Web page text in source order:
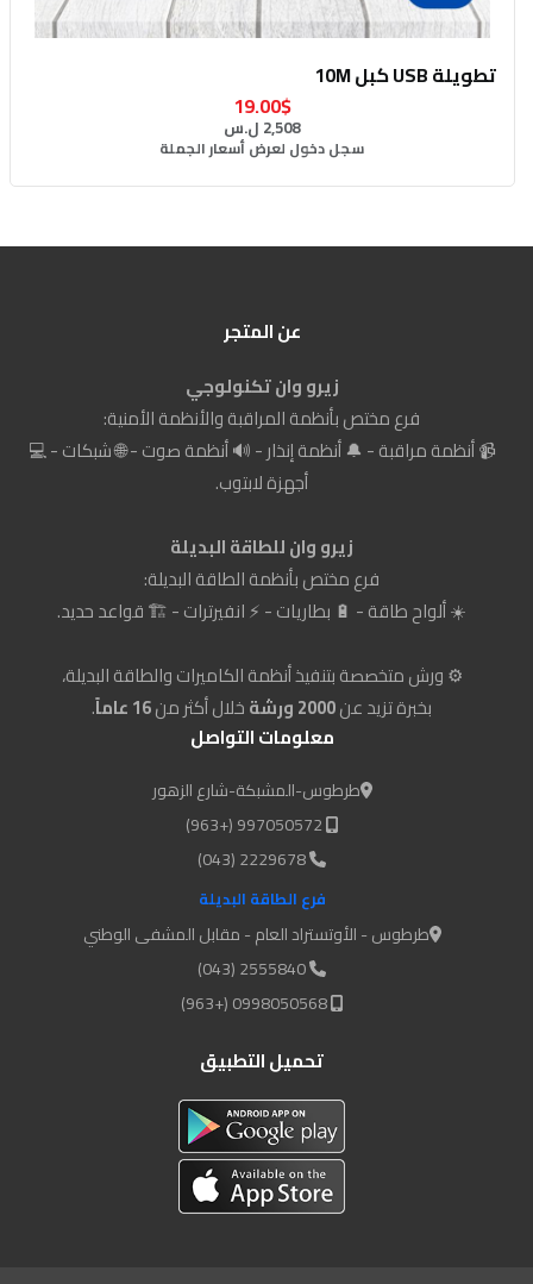
تطويلة USB كبل 10M
19.00$
2,508 ل.س
سجل دخول لعرض أسعار الجملة
عن المتجر
زيرو وان تكنولوجي
فرع مختص بأنظمة المراقبة والأنظمة الأمنية:
📹 أنظمة مراقبة - 🔔 أنظمة إنذار - 🔊 أنظمة صوت - 🌐 شبكات - 💻
أجهزة لابتوب.
زيرو وان للطاقة البديلة
فرع مختص بأنظمة الطاقة البديلة:
☀️ ألواح طاقة - 🔋 بطاريات - ⚡ انفيرترات - 🏗️ قواعد حديد.
⚙️ ورش متخصصة بتنفيذ أنظمة الكاميرات والطاقة البديلة،
بخبرة تزيد عن2000 ورشة خلال أكثر من16 عاماً
.
معلومات التواصل
طرطوس-المشبكة-شارع الزهور
2229678 (043)
فرع الطاقة البديلة
طرطوس - الأوتستراد العام - مقابل المشفى الوطني
2555840 (043)
تحميل التطبيق